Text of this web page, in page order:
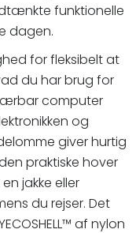
funktionelle
dagen.
for fleksibelt at
du har brug for
computer
og
giver hurtig
praktiske hover
jakke eller
du rejser. Det
af nylon